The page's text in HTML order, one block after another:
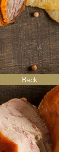
Back